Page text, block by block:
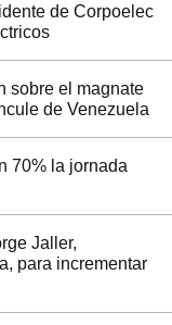
de Corpoelec
sobre el magnate
de Venezuela
70% la jornada
Jaller,
para incrementar